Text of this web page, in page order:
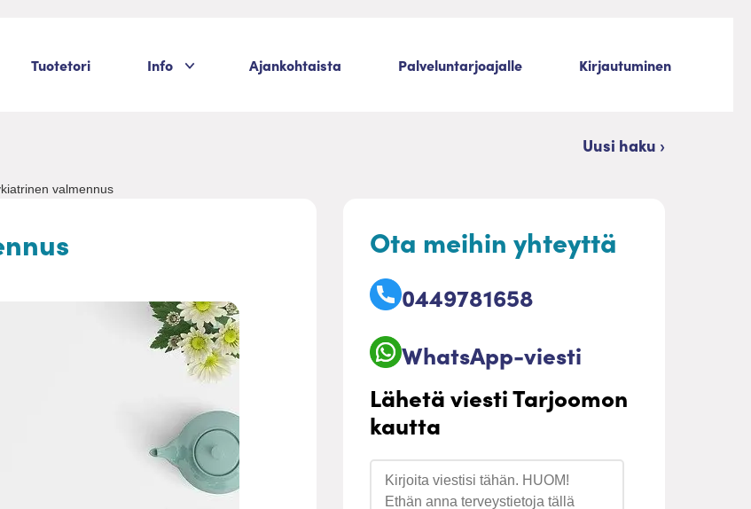
Tuotetori Info Palvelukategoriat
Ajankohtaista Palveluntarjoajalle Kirjautuminen
Uusi haku ›
valmennus
Ota meihin yhteyttä
0449781658
WhatsApp-viesti
Lähetä viesti Tarjoomon
kautta